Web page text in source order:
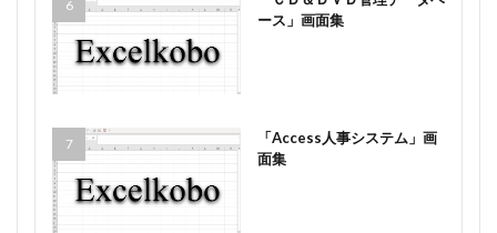
ース」画面集
「Access人事システム」画
面集